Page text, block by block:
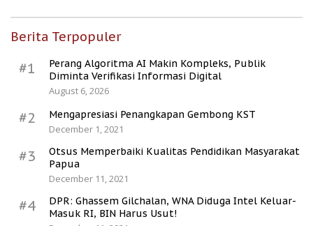
Berita Terpopuler
#1
Perang Algoritma AI Makin Kompleks, Publik
Diminta Verifikasi Informasi Digital
August 6, 2026
#2
Mengapresiasi Penangkapan Gembong KST
December 1, 2021
#3
Otsus Memperbaiki Kualitas Pendidikan Masyarakat
Papua
December 11, 2021
#4
DPR: Ghassem Gilchalan, WNA Diduga Intel Keluar-
Masuk RI, BIN Harus Usut!